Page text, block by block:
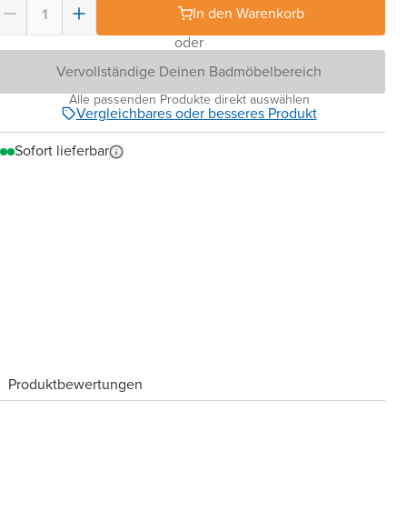
In den Warenkorb
oder
Vervollständige Deinen Badmöbelbereich
Alle passenden Produkte direkt auswählen
Vergleichbares oder besseres Produkt
Sofort lieferbar
Produktbewertungen